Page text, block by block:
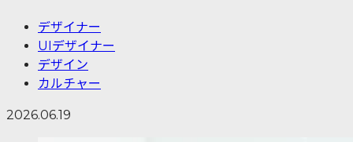
デザイナー
UIデザイナー
デザイン
カルチャー
2026.06.19